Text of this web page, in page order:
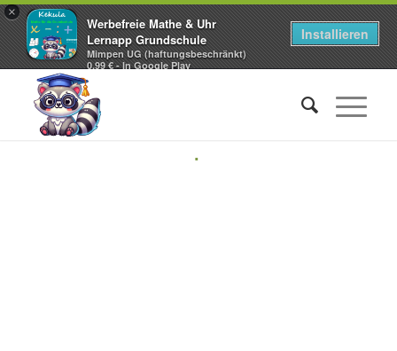
×
Werbefreie Mathe & Uhr
Lernapp Grundschule
Mimpen UG (haftungsbeschränkt)
0,99 € - In Google Play
Installieren